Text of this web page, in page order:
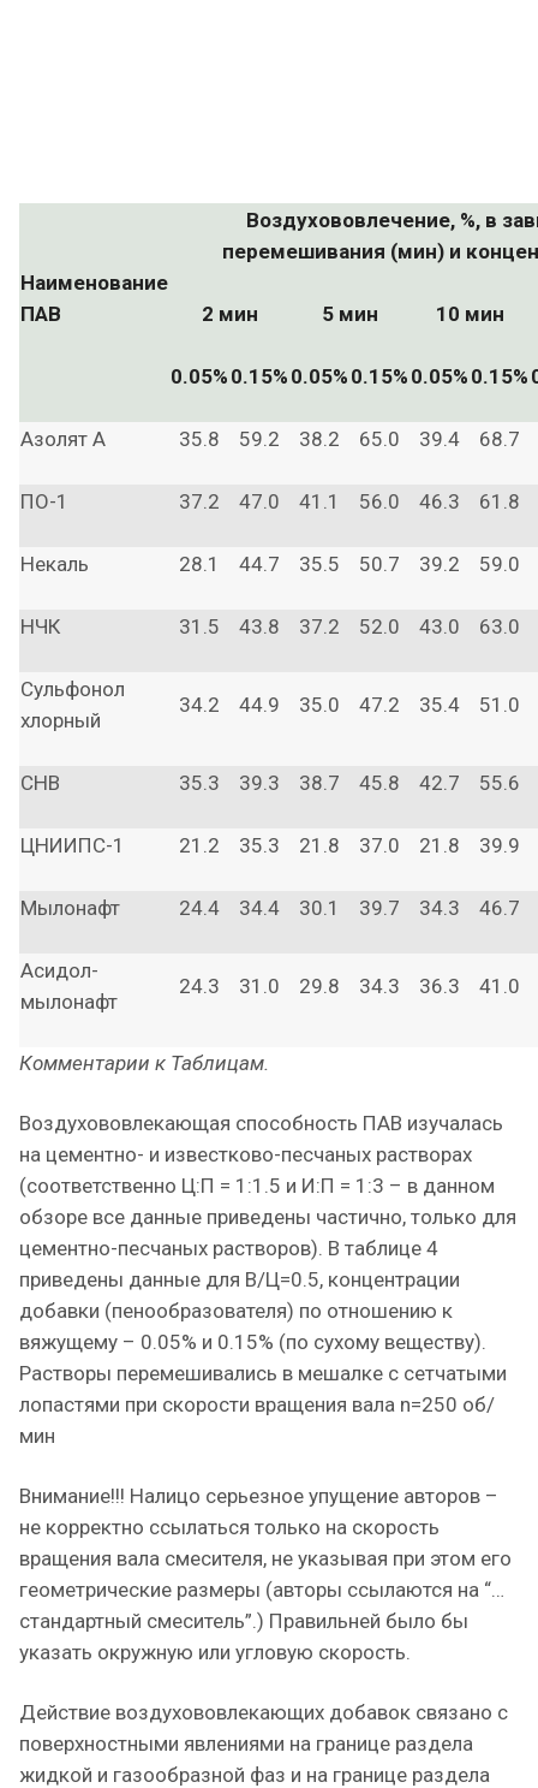
Наименование
ПАВ
Воздухововлечение, %, в
перемешивания (мин) и
2 мин 5 мин 10 мин
0.05% 0.15% 0.05% 0.15% 0.05% 0.15%
Азолят А 35.8 59.2 38.2 65.0 39.4 68.7
ПО-1 37.2 47.0 41.1 56.0 46.3 61.8
Некаль 28.1 44.7 35.5 50.7 39.2 59.0
НЧК 31.5 43.8 37.2 52.0 43.0 63.0
Сульфонол
хлорный
34.2 44.9 35.0 47.2 35.4 51.0
СНВ 35.3 39.3 38.7 45.8 42.7 55.6
ЦНИИПС-1 21.2 35.3 21.8 37.0 21.8 39.9
Мылонафт 24.4 34.4 30.1 39.7 34.3 46.7
Асидол-
мылонафт
24.3 31.0 29.8 34.3 36.3 41.0
Комментарии к Таблицам.
Воздухововлекающая способность ПАВ изучалась
на цементно- и известково-песчаных растворах
(соответственно Ц:П = 1:1.5 и И:П = 1:3 – в данном
обзоре все данные приведены частично, только для
цементно-песчаных растворов). В таблице 4
приведены данные для В/Ц=0.5, концентрации
добавки (пенообразователя) по отношению к
вяжущему – 0.05% и 0.15% (по сухому веществу).
Растворы перемешивались в мешалке с сетчатыми
лопастями при скорости вращения вала n=250 об/
мин
Внимание!!! Налицо серьезное упущение авторов –
не корректно ссылаться только на скорость
вращения вала смесителя, не указывая при этом его
геометрические размеры (авторы ссылаются на “…
стандартный смеситель”.) Правильней было бы
указать окружную или угловую скорость.
Действие воздухововлекающих добавок связано с
поверхностными явлениями на границе раздела
жидкой и газообразной фаз и на границе раздела